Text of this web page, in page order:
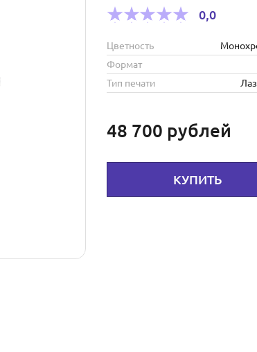
0,0
Цветность
Формат
Тип печати
48 700 рублей
КУПИТЬ